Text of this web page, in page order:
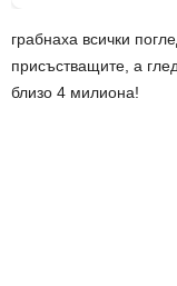
грабнаха всички
присъстващите, а
близо 4 милиона!